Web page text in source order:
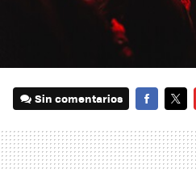
Sin comentarios